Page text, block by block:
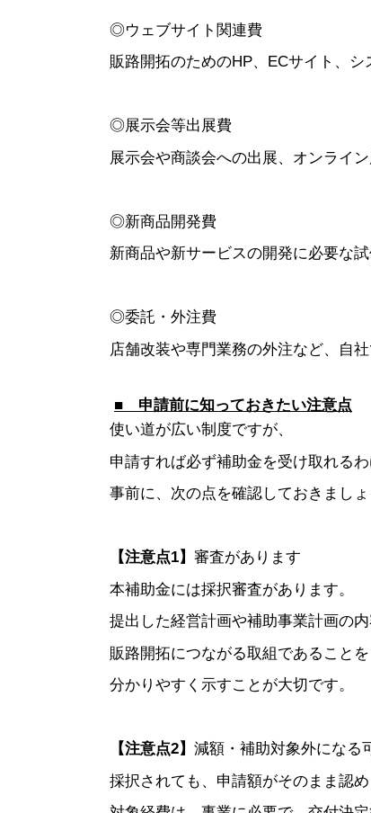
◎ウェブサイト関連費
販路開拓のためのHP、ECサイト、
◎展示会等出展費
展示会や商談会への出展、オンライ
◎新商品開発費
新商品や新サービスの開発に必要な
◎委託・外注費
店舗改装や専門業務の外注など、自
■ 申請前に知っておきたい注意点
使い道が広い制度ですが、
申請すれば必ず補助金を受け取れるわ
事前に、次の点を確認しておきましょ
【注意点1】 審査があります
本補助金には採択審査があります。
提出した経営計画や補助事業計画の内
販路開拓につながる取組であることを
分かりやすく示すことが大切です。
【注意点2】 減額・補助対象外になる
採択されても、申請額がそのまま認め